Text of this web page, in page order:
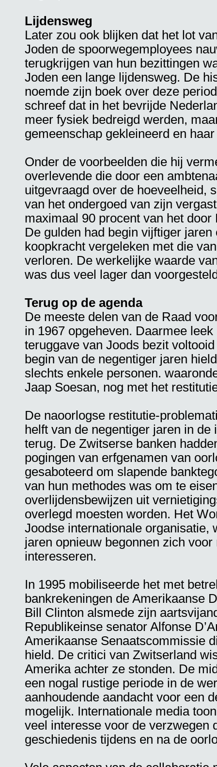
Lijdensweg
Later zou ook blijken dat het lot
Joden de spoorwegemployees
terugkrijgen van hun bezittingen
Joden een lange lijdensweg. De
noemde zijn boek over deze
schreef dat in het bevrijde
meer fysiek bedreigd werden,
gemeenschap gekleineerd en
Onder de voorbeelden die hij
overlevende die door een
uitgevraagd over de hoeveelheid,
van het ondergoed van zijn
maximaal 90 procent van het
De gulden had begin vijftiger
koopkracht vergeleken met die
verloren. De werkelijke waarde
was dus veel lager dan
Terug op de agenda
De meeste delen van de Raad
in 1967 opgeheven. Daarmee
teruggave van Joods bezit
begin van de negentiger jaren
slechts enkele personen.
Jaap Soesan, nog met het
De naoorlogse restitutie-
helft van de negentiger jaren in
terug. De Zwitserse banken
pogingen van erfgenamen van
gesaboteerd om slapende
van hun methodes was om te
overlijdensbewijzen uit
overlegd moesten worden. Het
Joodse internationale organisatie,
jaren opnieuw begonnen zich
interesseren.
In 1995 mobiliseerde het met
bankrekeningen de Amerikaanse
Bill Clinton alsmede zijn
Republikeinse senator Alfonse
Amerikaanse Senaatscommissie
hield. De critici van Zwitserland
Amerika achter ze stonden. De
een nogal rustige periode in de
aanhoudende aandacht voor een
mogelijk. Internationale media
veel interesse voor de verzwegen
geschiedenis tijdens en na de